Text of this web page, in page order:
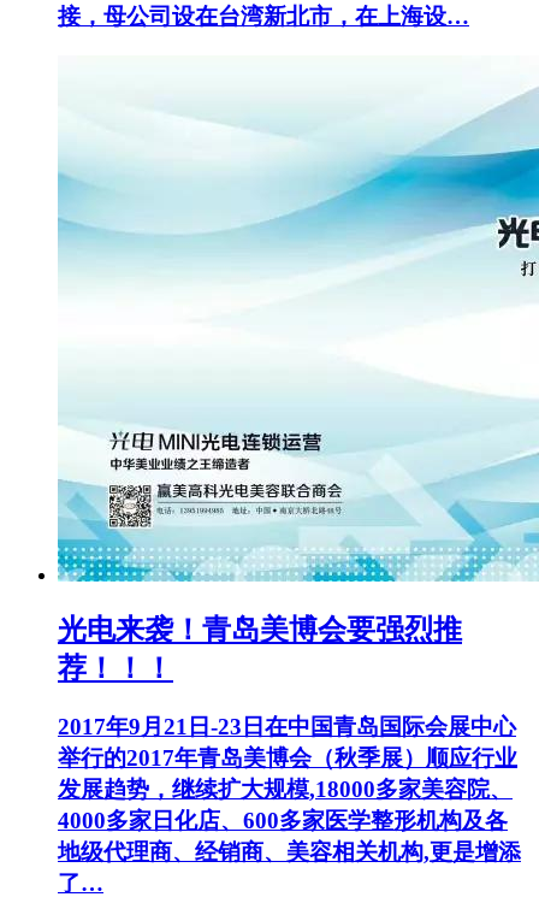
接，母公司设在台湾新北市，在上海设…
光电来袭！青岛美博会要强烈推
荐！！！
2017年9月21日-23日在中国青岛国际会展中心
举行的2017年青岛美博会（秋季展）顺应行业
发展趋势，继续扩大规模,18000多家美容院、
4000多家日化店、600多家医学整形机构及各
地级代理商、经销商、美容相关机构,更是增添
了…